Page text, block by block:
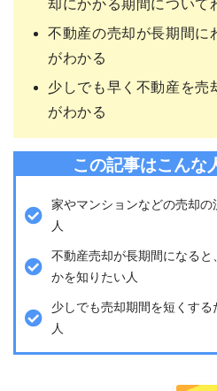
却にかかる期間について
不動産の売却が長期間に
がわかる
少しでも早く不動産を売
がわかる
この記事はこんな
家やマンションなどの売却
人
不動産売却が長期間になる
かを知りたい人
少しでも売却期間を短くす
人